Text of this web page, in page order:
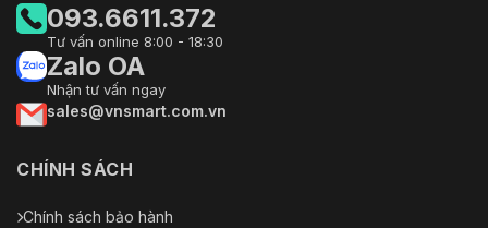
093.6611.372
Tư vấn online 8:00 - 18:30
Zalo OA
Nhận tư vấn ngay
sales@vnsmart.com.vn
CHÍNH SÁCH
Chính sách bảo hành